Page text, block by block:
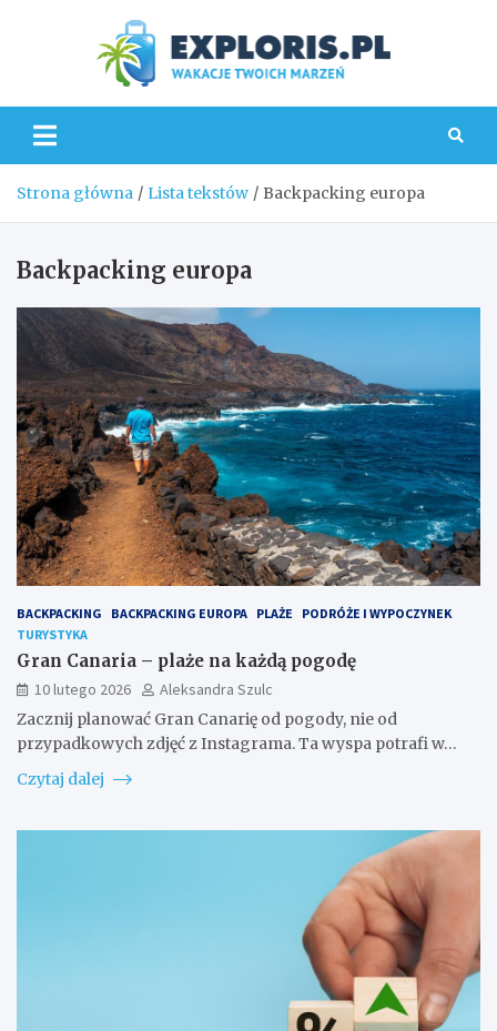
Strona główna Lista tekstów Backpacking europa
Backpacking europa
BACKPACKING BACKPACKING EUROPA PLAŻE
PODRÓŻE I WYPOCZYNEK
TURYSTYKA
Gran Canaria – plaże na każdą pogodę
10 lutego 2026
Aleksandra Szulc
Zacznij planować Gran Canarię od pogody, nie od
przypadkowych zdjęć z Instagrama. Ta wyspa potrafi w…
Czytaj dalej